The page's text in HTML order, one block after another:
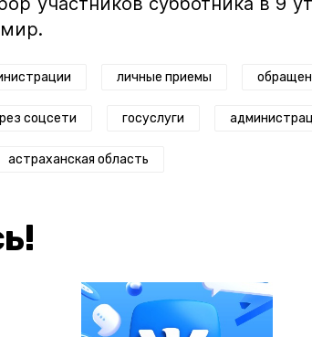
личные приемы
соцсети госуслуги
астраханская область